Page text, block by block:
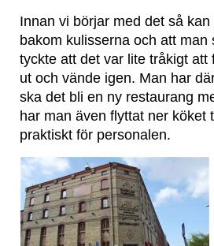
Innan vi börjar med det så
bakom kulisserna och att
tyckte att det var lite tråkigt
ut och vände igen. Man har
ska det bli en ny restaurang
har man även flyttat ner
praktiskt för personalen.